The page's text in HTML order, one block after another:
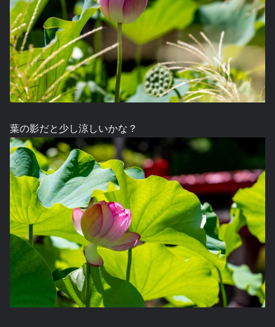
葉の影だと少し涼しいかな？